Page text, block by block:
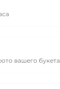
вашего букета